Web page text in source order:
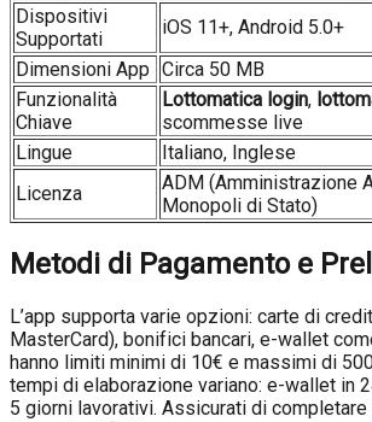
Dispositivi
Supportati
iOS 11+, Android 5.0+
Dimensioni App Circa 50 MB
Funzionalità
Chiave
Lottomatica login,
scommesse live
Lingue
Italiano, Inglese
Licenza
ADM (Amministrazione
Monopoli di Stato)
Metodi di Pagamento e
L’app supporta varie opzioni: carte di
MasterCard), bonifici bancari, e-wallet
hanno limiti minimi di 10€ e massimi di
tempi di elaborazione variano: e-wallet in
5 giorni lavorativi. Assicurati di completare